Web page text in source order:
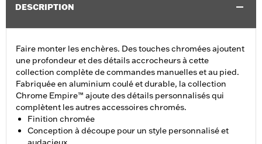
DESCRIPTION
Faire monter les enchères. Des touches chromées ajoutent
une profondeur et des détails accrocheurs à cette
collection complète de commandes manuelles et au pied.
Fabriquée en aluminium coulé et durable, la collection
Chrome Empire™ ajoute des détails personnalisés qui
complètent les autres accessoires chromés.
Finition chromée
Conception à découpe pour un style personnalisé et